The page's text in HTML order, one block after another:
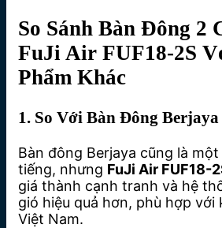
So Sánh Bàn Đông 2
FuJi Air FUF18-2S
Phẩm Khác
1. So Với Bàn Đông Berjaya
Bàn đông Berjaya cũng là
tiếng, nhưng FuJi Air FUF18-
giá thành cạnh tranh và hệ
gió hiệu quả hơn, phù hợp với
Việt Nam.